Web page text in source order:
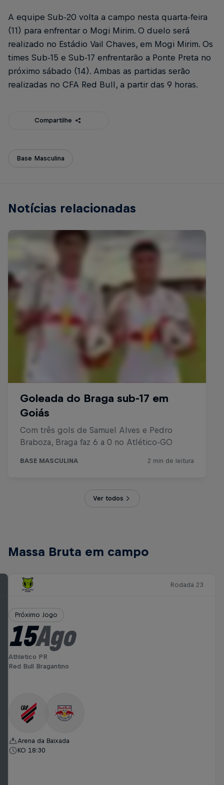
A equipe Sub-20 volta a campo nesta quarta-feira
(11) para enfrentar o Mogi Mirim. O duelo será
realizado no Estádio Vail Chaves, em Mogi Mirim. Os
times Sub-15 e Sub-17 enfrentarão a Ponte Preta no
próximo sábado (14). Ambas as partidas serão
realizadas no CFA Red Bull, a partir das 9 horas.
Compartilhe
Base Masculina
Notícias relacionadas
Ver todos
Massa Bruta em campo
Rodada 23
Próximo Jogo
15Ago
Athletico PR
Red Bull Bragantino
Arena da Baixada
KO 18:30